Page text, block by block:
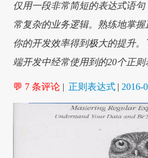
仅用一段非常简短的表达式语
常复杂的业务逻辑。熟练地掌
你的开发效率得到极大的提升
端开发中经常使用到的20个正则
💬 7 条评论 | 正则表达式 | 2016-